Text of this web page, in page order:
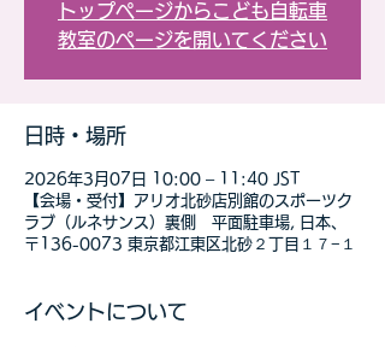
トップページからこども自転車
教室のページを開いてください
日時・場所
2026年3月07日 10:00 – 11:40 JST
【会場・受付】アリオ北砂店別館のスポーツク
ラブ（ルネサンス）裏側 平面駐車場, 日本、
〒136-0073 東京都江東区北砂２丁目１７−１
イベントについて